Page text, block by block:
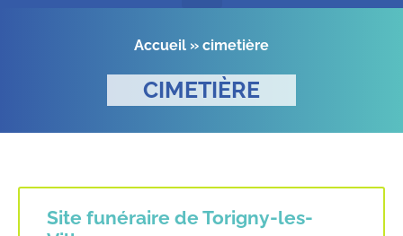
Accueil » cimetière
CIMETIÈRE
Site funéraire de Torigny-les-